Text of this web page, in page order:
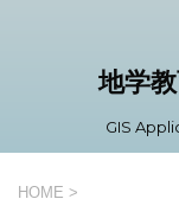
地学
GIS
HOME >